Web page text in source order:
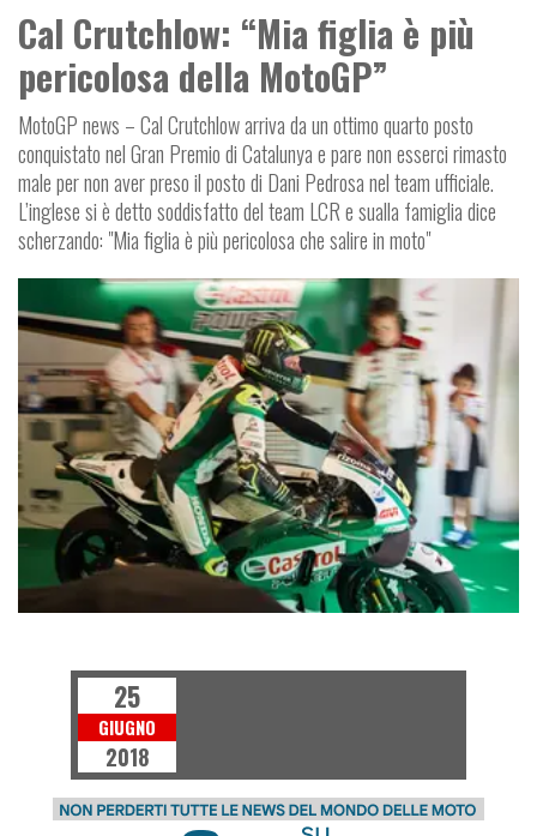
Cal Crutchlow: “Mia figlia è più
pericolosa della MotoGP”
MotoGP news – Cal Crutchlow arriva da un ottimo quarto posto
conquistato nel Gran Premio di Catalunya e pare non esserci rimasto
male per non aver preso il posto di Dani Pedrosa nel team ufficiale.
L’inglese si è detto soddisfatto del team LCR e sualla famiglia dice
scherzando: "Mia figlia è più pericolosa che salire in moto"
25
GIUGNO
2018